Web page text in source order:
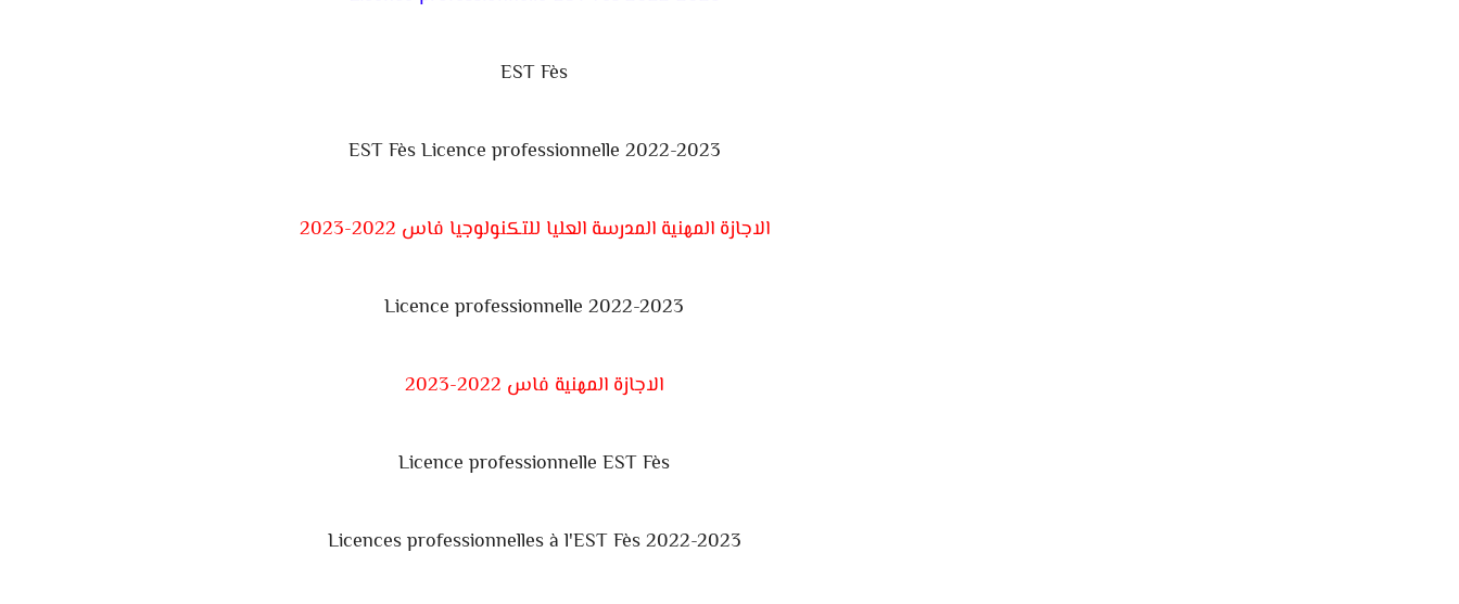
EST Fès
EST Fès Licence professionnelle 2022-2023
الاجازة المهنية المدرسة العليا للتكنولوجيا فاس 2022-2023
Licence professionnelle 2022-2023
الاجازة المهنية فاس 2022-2023
Licence professionnelle EST Fès
Licences professionnelles à l'EST Fès 2022-2023